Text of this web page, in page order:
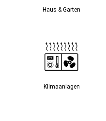
Haus & Garten
Klimaanlagen